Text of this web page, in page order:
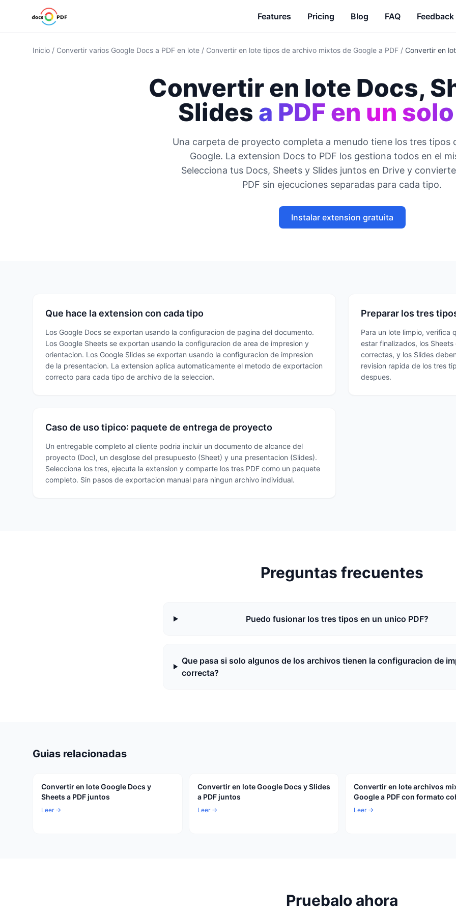
Features Pricing Blog FAQ Feedback
Inicio / Convertir varios Google Docs a PDF en lote / Convertir en lote tipos de archivo mixtos de Google a PDF / Convertir en
Convertir en lote Docs,
Slides a PDF en un
Una carpeta de proyecto completa a menudo tiene los tres tipos
Google. La extension Docs to PDF los gestiona todos en el
Selecciona tus Docs, Sheets y Slides juntos en Drive y
PDF sin ejecuciones separadas para cada tipo.
Instalar extension gratuita
Que hace la extension con cada tipo
Los Google Docs se exportan usando la configuracion de pagina del documento.
Los Google Sheets se exportan usando la configuracion de area de impresion y
orientacion. Los Google Slides se exportan usando la configuracion de impresion
de la presentacion. La extension aplica automaticamente el metodo de exportacion
correcto para cada tipo de archivo de la seleccion.
Preparar los tres
Para un lote limpio, verifica
estar finalizados, los
correctas, y los Slides
revision rapida de los tres
despues.
Caso de uso tipico: paquete de entrega de proyecto
Un entregable completo al cliente podria incluir un documento de alcance del
proyecto (Doc), un desglose del presupuesto (Sheet) y una presentacion (Slides).
Selecciona los tres, ejecuta la extension y comparte los tres PDF como un paquete
completo. Sin pasos de exportacion manual para ningun archivo individual.
Preguntas frecuentes
Puedo fusionar los tres tipos en un unico PDF?
Que pasa si solo algunos de los archivos tienen la configuracion de
correcta?
Guias relacionadas
Convertir en lote Google Docs y
Sheets a PDF juntos
Leer →
Convertir en lote Google Docs y Slides
a PDF juntos
Leer →
Convertir en lote archivos
Google a PDF con formato
Leer →
Pruebalo ahora